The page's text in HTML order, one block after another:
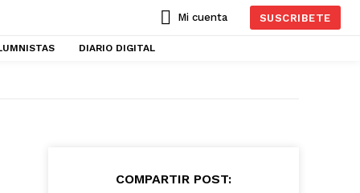
Mi cuenta SUSCRIBETE
DIARIO DIGITAL
COMPARTIR POST: